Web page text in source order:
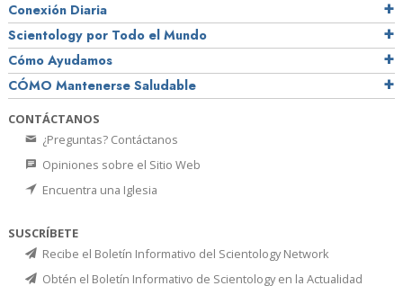
Conexión Diaria
Scientology por Todo el Mundo
Cómo Ayudamos
CÓMO Mantenerse Saludable
CONTÁCTANOS
¿Preguntas? Contáctanos
Opiniones sobre el Sitio Web
Encuentra una Iglesia
SUSCRÍBETE
Recibe el Boletín Informativo del Scientology Network
Obtén el Boletín Informativo de Scientology en la Actualidad